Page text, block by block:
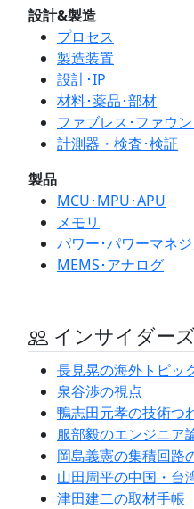
設計&製造
プロセス
製造装置
設計･IP
材料･薬品･部材
ファブレス･ファウン
計測器・検査･検証
製品
MCU･MPU･APU
メモリ
パワー･パワーマネジ
MEMS･アナログ
インサイダーズ
長見晃の海外トピッ
泉谷渉の視点
鴨志田元孝の技術つ
服部毅のエンジニア
岡島義憲の集積回路
山田周平の中国・台
津田建二の取材手帳